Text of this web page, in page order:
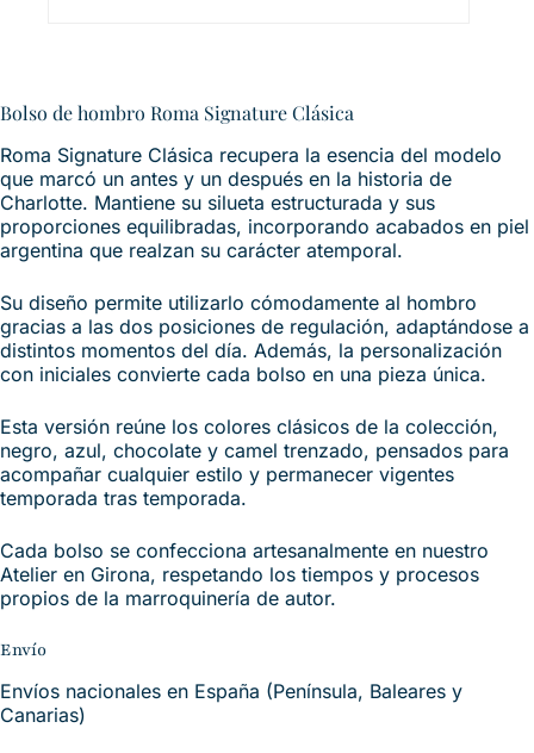
Bolso de hombro Roma Signature Clásica
Roma Signature Clásica recupera la esencia del modelo
que marcó un antes y un después en la historia de
Charlotte. Mantiene su silueta estructurada y sus
proporciones equilibradas, incorporando acabados en piel
argentina que realzan su carácter atemporal.
Su diseño permite utilizarlo cómodamente al hombro
gracias a las dos posiciones de regulación, adaptándose a
distintos momentos del día. Además, la personalización
con iniciales convierte cada bolso en una pieza única.
Esta versión reúne los colores clásicos de la colección,
negro, azul, chocolate y camel trenzado, pensados para
acompañar cualquier estilo y permanecer vigentes
temporada tras temporada.
Cada bolso se confecciona artesanalmente en nuestro
Atelier en Girona, respetando los tiempos y procesos
propios de la marroquinería de autor.
Envío
Envíos nacionales en España (Península, Baleares y
Canarias)